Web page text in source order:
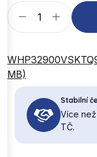
MB)
Stabilní
Více
TČ.